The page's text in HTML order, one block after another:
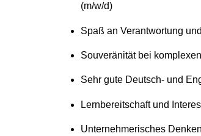
(m/w/d)
Spaß an Verantwortung
Souveränität bei
Sehr gute Deutsch- und
Lernbereitschaft und
Unternehmerisches